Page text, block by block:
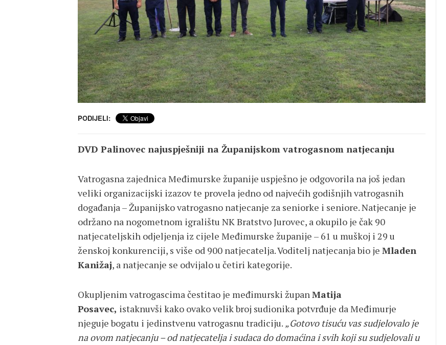
PODIJELI:
DVD Palinovec najuspješniji na Županijskom vatrogasnom natjecanju
Vatrogasna zajednica Međimurske županije uspješno je odgovorila na još jedan
veliki organizacijski izazov te provela jedno od najvećih godišnjih vatrogasnih
događanja – Županijsko vatrogasno natjecanje za seniorke i seniore. Natjecanje je
održano na nogometnom igralištu NK Bratstvo Jurovec, a okupilo je čak 90
natjecateljskih odjeljenja iz cijele Međimurske županije – 61 u muškoj i 29 u
ženskoj konkurenciji, s više od 900 natjecatelja. Voditelj natjecanja bio je Mladen
Kanižaj, a natjecanje se odvijalo u četiri kategorije.
Okupljenim vatrogascima čestitao je međimurski županMatija
Posavec, istaknuvši kako ovako velik broj sudionika potvrđuje da Međimurje
njeguje bogatu i jedinstvenu vatrogasnu tradiciju. „Gotovo tisuću vas sudjelovalo je
na ovom natjecanju – od natjecatelja i sudaca do domaćina i svih koji su sudjelovali u